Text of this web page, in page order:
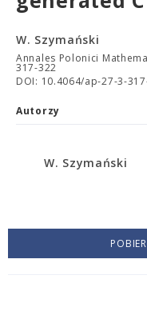
W. Szymański
Annales Polonici
317-322
DOI: 10.4064/ap-27-3-
Autorzy
W. Szymański